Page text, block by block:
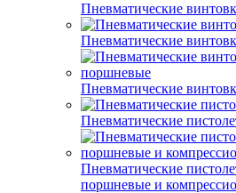
Пневматические
Пневматические
Пневматические
Пневматические
Пневматические
поршневые и